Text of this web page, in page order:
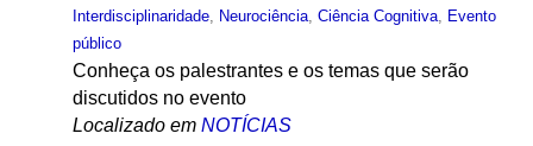
Interdisciplinaridade, Neurociência, Ciência Cognitiva, Evento
público
Conheça os palestrantes e os temas que serão
discutidos no evento
Localizado em NOTÍCIAS